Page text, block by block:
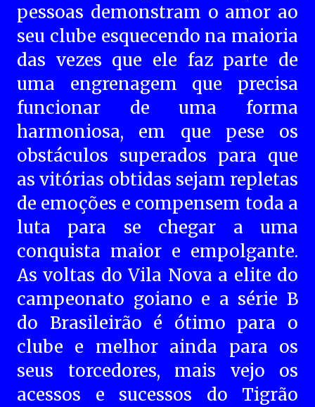
pessoas demonstram o amor ao
seu clube esquecendo na maioria
das vezes que ele faz parte de
uma engrenagem que precisa
funcionar de uma forma
harmoniosa, em que pese os
obstáculos superados para que
as vitórias obtidas sejam repletas
de emoções e compensem toda a
luta para se chegar a uma
conquista maior e empolgante.
As voltas do Vila Nova a elite do
campeonato goiano e a série B
do Brasileirão é ótimo para o
clube e melhor ainda para os
seus torcedores, mais vejo os
acessos e sucessos do Tigrão